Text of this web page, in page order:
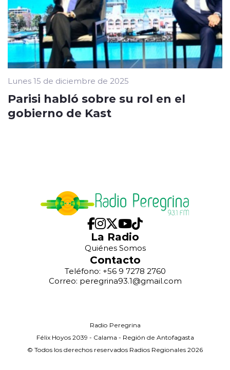
Lunes 15 de diciembre de 2025
Parisi habló sobre su rol en el
gobierno de Kast
La Radio
Quiénes Somos
Contacto
Teléfono: +56 9 7278 2760
Correo: peregrina93.1@gmail.com
Radio Peregrina
Félix Hoyos 2039 - Calama - Región de Antofagasta
© Todos los derechos reservados Radios Regionales 2026